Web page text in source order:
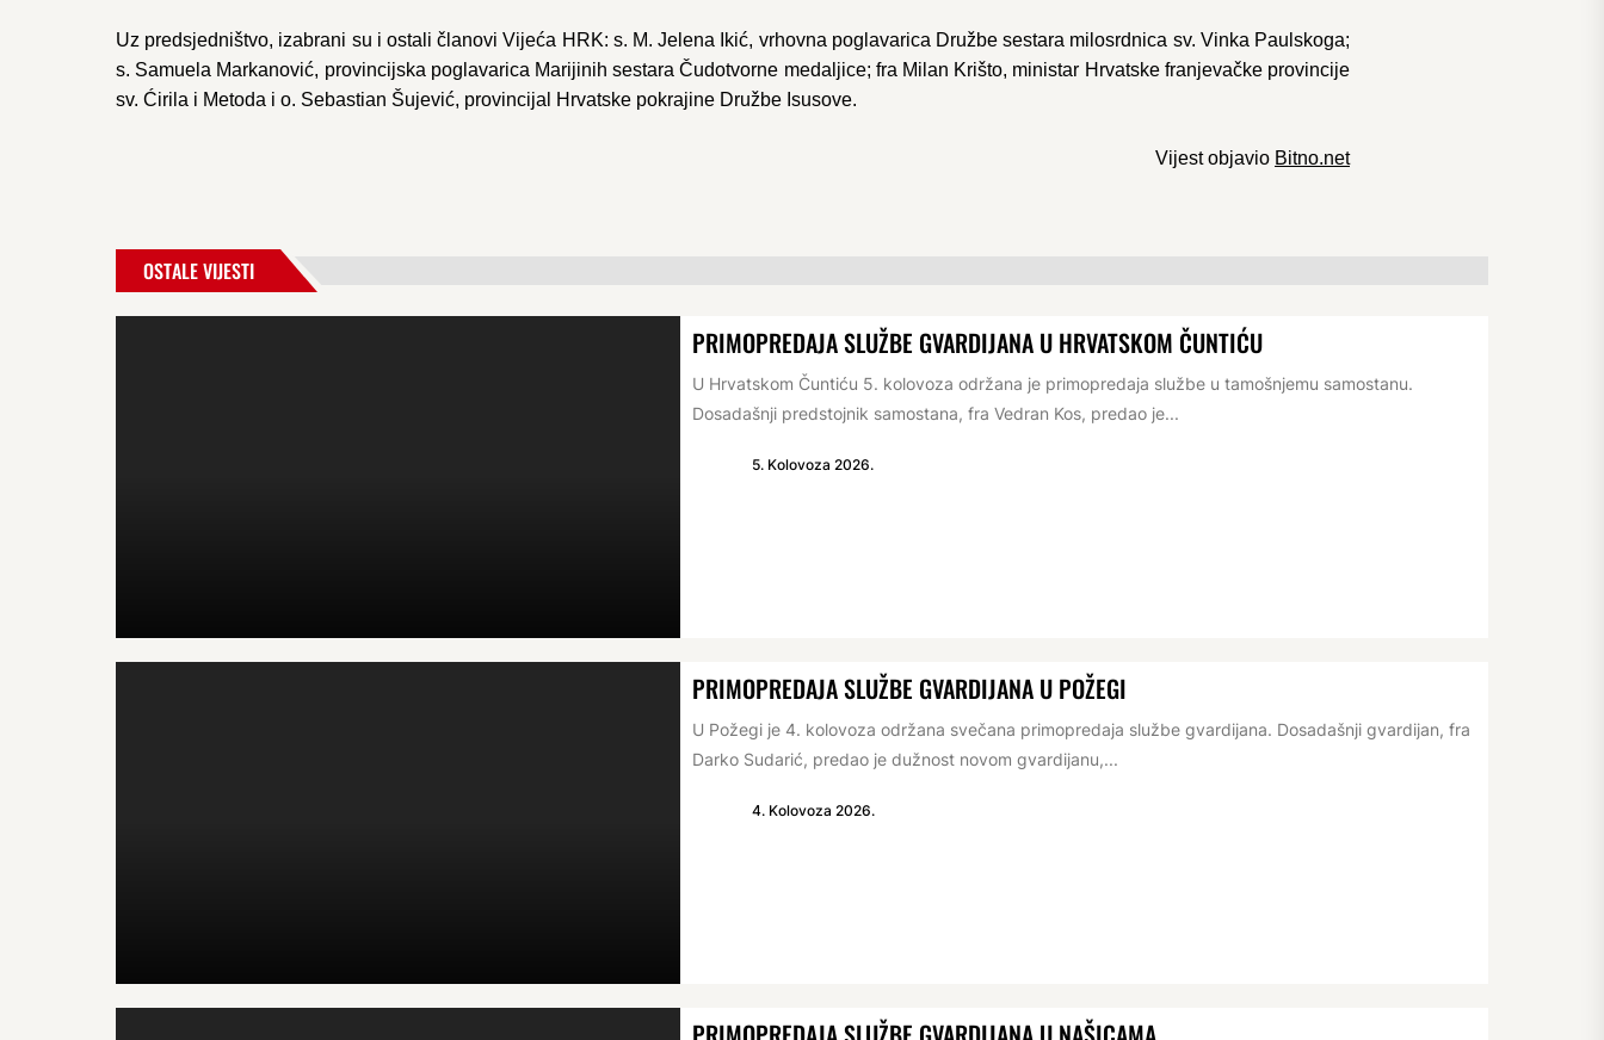
Uz predsjedništvo, izabrani su i ostali članovi Vijeća HRK: s. M. Jelena Ikić, vrhovna poglavarica Družbe sestara milosrdnica sv. Vinka Paulskoga;
s. Samuela Markanović, provincijska poglavarica Marijinih sestara Čudotvorne medaljice; fra Milan Krišto, ministar Hrvatske franjevačke provincije
sv. Ćirila i Metoda i o. Sebastian Šujević, provincijal Hrvatske pokrajine Družbe Isusove.
Vijest objavio Bitno.net
OSTALE VIJESTI
PRIMOPREDAJA SLUŽBE GVARDIJANA U HRVATSKOM ČUNTIĆU
U Hrvatskom Čuntiću 5. kolovoza održana je primopredaja službe u tamošnjemu samostanu.
Dosadašnji predstojnik samostana, fra Vedran Kos, predao je...
5. Kolovoza 2026.
PRIMOPREDAJA SLUŽBE GVARDIJANA U POŽEGI
U Požegi je 4. kolovoza održana svečana primopredaja službe gvardijana. Dosadašnji gvardijan, fra
Darko Sudarić, predao je dužnost novom gvardijanu,...
4. Kolovoza 2026.